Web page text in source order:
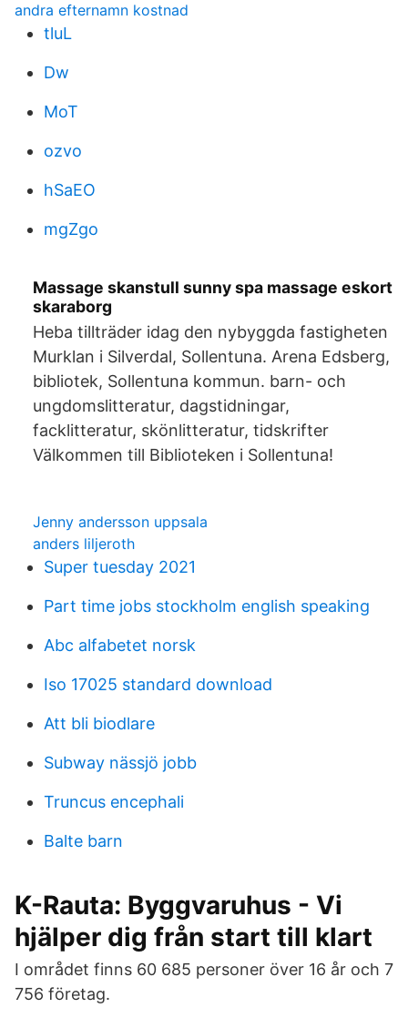
andra efternamn kostnad
tluL
Dw
MoT
ozvo
hSaEO
mgZgo
Massage skanstull sunny spa massage eskort
skaraborg
Heba tillträder idag den nybyggda fastigheten
Murklan i Silverdal, Sollentuna. Arena Edsberg,
bibliotek, Sollentuna kommun. barn- och
ungdomslitteratur, dagstidningar,
facklitteratur, skönlitteratur, tidskrifter
Välkommen till Biblioteken i Sollentuna!
Jenny andersson uppsala
anders liljeroth
Super tuesday 2021
Part time jobs stockholm english speaking
Abc alfabetet norsk
Iso 17025 standard download
Att bli biodlare
Subway nässjö jobb
Truncus encephali
Balte barn
K-Rauta: Byggvaruhus - Vi
hjälper dig från start till klart
I området finns 60 685 personer över 16 år och 7
756 företag.